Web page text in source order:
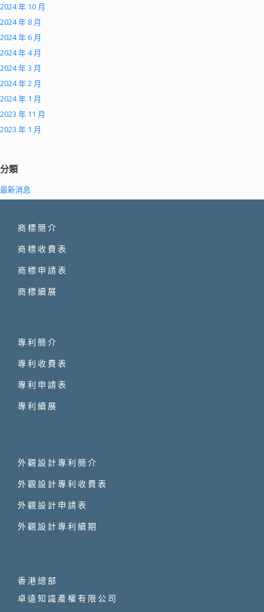
2024 年 10 月
2024 年 8 月
2024 年 6 月
2024 年 4 月
2024 年 3 月
2024 年 2 月
2024 年 1 月
2023 年 11 月
2023 年 1 月
分類
最新消息
商標簡介
商標收費表
商標申請表
商標續展
專利簡介
專利收費表
專利申請表
專利續展
外觀設計專利簡介
外觀設計專利收費表
外觀設計申請表
外觀設計專利續期
香港總部
卓遠知識產權有限公司